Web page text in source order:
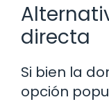
directa
Si bien la
opción